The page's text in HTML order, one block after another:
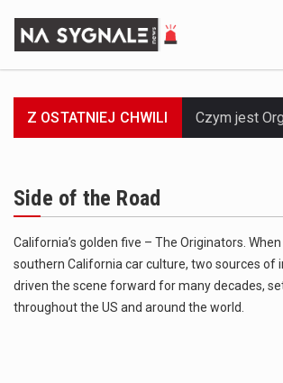
Z OSTATNIEJ CHWILI
Side of the Road
California’s golden five – The Originators.
southern California car culture, two sources of
driven the scene forward for many decades,
throughout the US and around the world.